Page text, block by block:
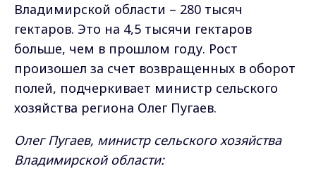
Владимирской области – 280 тысяч
гектаров. Это на 4,5 тысячи гектаров
больше, чем в прошлом году. Рост
произошел за счет возвращенных в оборот
полей, подчеркивает министр сельского
хозяйства региона Олег Пугаев.
Олег Пугаев, министр сельского хозяйства
Владимирской области: